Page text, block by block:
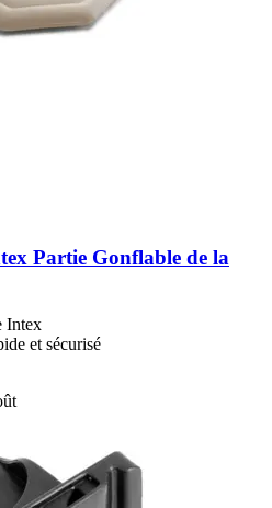
Partie Gonflable de la
Intex
et sécurisé